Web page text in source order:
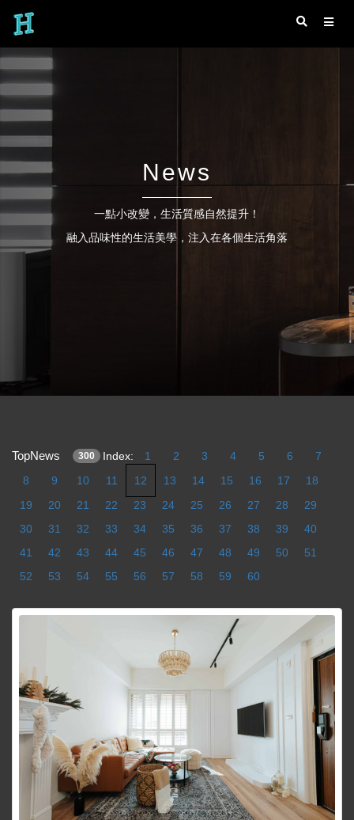
News
一點小改變，生活質感自然提升！
融入品味性的生活美學，注入在各個生活角落
TopNews 300 Index: 1 2 3 4 5 6
7
8
9 10 11 12 13 14 15 16 17
18
19
20 21 22 23 24 25 26 27 28
29
30
31 32 33 34 35 36 37 38 39
40
41
42 43 44 45 46 47 48 49 50
51
52
53 54 55 56 57 58 59 60